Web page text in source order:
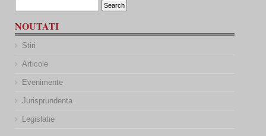
NOUTATI
Stiri
Articole
Evenimente
Jurisprundenta
Legislatie